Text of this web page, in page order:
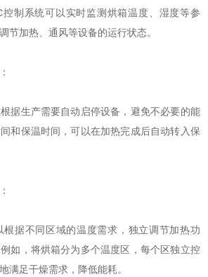
制系统可以实时监测烘箱温度、湿度等参
节加热、通风等设备的运行状态。
生产需要自动启停设备，避免不必要的能
和保温时间，可以在加热完成后自动转入保
据不同区域的温度需求，独立调节加热功
如，将烘箱分为多个温度区，每个区独立控
满足干燥需求，降低能耗。